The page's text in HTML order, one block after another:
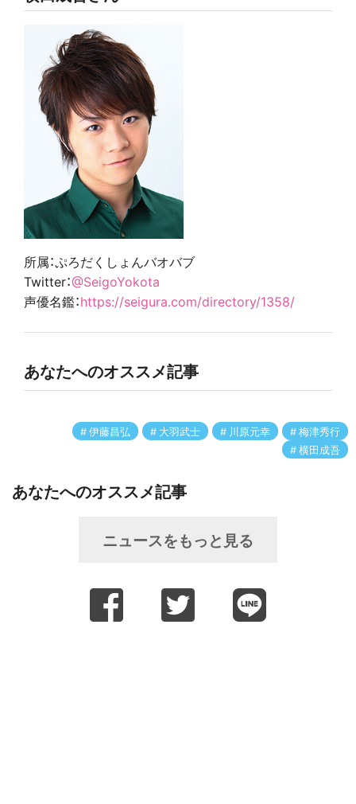
所属：ぷろだくしょんバオバブ
Twitter：@SeigoYokota
声優名鑑：https://seigura.com/directory/1358/
あなたへのオススメ記事
伊藤昌弘 大羽武士 川原元幸
梅津秀行
横田成吾
あなたへのオススメ記事
ニュースをもっと見る